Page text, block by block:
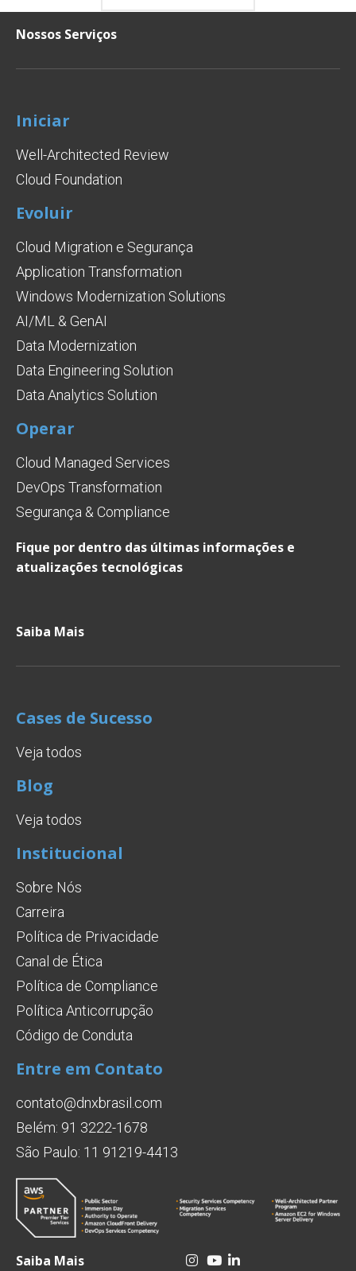
Nossos Serviços
Iniciar
Well-Architected Review
Cloud Foundation
Evoluir
Cloud Migration e Segurança
Application Transformation
Windows Modernization Solutions
AI/ML & GenAI
Data Modernization
Data Engineering Solution
Data Analytics Solution
Operar
Cloud Managed Services
DevOps Transformation
Segurança & Compliance
Fique por dentro das últimas informações e
atualizações tecnológicas
Saiba Mais
Cases de Sucesso
Veja todos
Blog
Veja todos
Institucional
Sobre Nós
Carreira
Política de Privacidade
Canal de Ética
Política de Compliance
Política Anticorrupção
Código de Conduta
Entre em Contato
contato@dnxbrasil.com
Belém: 91 3222-1678
São Paulo: 11 91219-4413
Saiba Mais